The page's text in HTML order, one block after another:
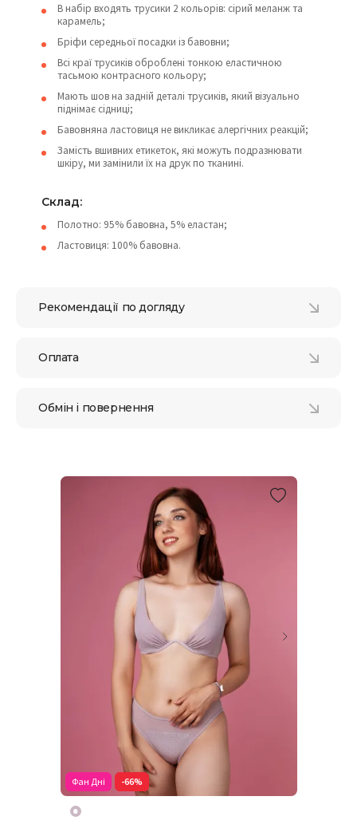
В набір входять трусики 2 кольорів: сірий меланж та
карамель;
Бріфи середньої посадки із бавовни;
Всі краї трусиків оброблені тонкою еластичною
тасьмою контрасного кольору;
Мають шов на задній деталі трусиків, який візуально
піднімає сідниці;
Бавовняна ластовиця не викликає алергічних реакцій;
Замість вшивних етикеток, які можуть подразнювати
шкіру, ми замінили їх на друк по тканині.
Склад:
Полотно: 95% бавовна, 5% еластан;
Ластовиця: 100% бавовна.
Рекомендації по догляду
Оплата
Обмін і повернення
Фан Дні -66%